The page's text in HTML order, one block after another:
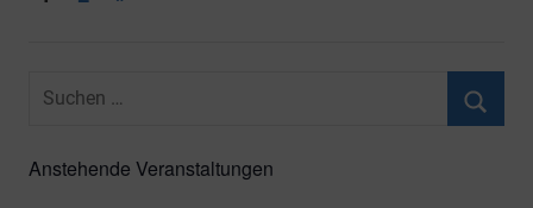
Beiträge
Suchen
Anstehende Veranstaltungen